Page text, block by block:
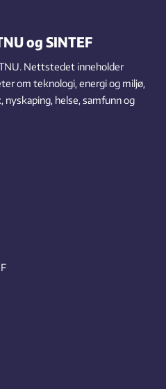
og SINTEF
Nettstedet inneholder
om teknologi, energi og miljø,
helse, samfunn og